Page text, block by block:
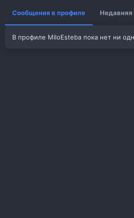
Сообщения в профиле Недавняя
В профиле MiloEsteba пока нет ни